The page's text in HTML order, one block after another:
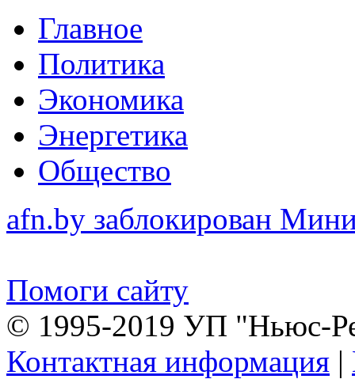
Главное
Политика
Экономика
Энергетика
Общество
afn.by заблокирован
Помоги сайту
© 1995-2019 УП "Ньюс-
Контактная информация |